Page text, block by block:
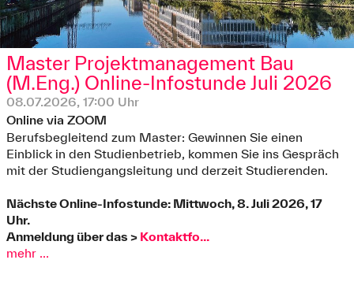
Master Projektmanagement Bau
(M.Eng.) Online-Infostunde Juli 2026
08.07.2026, 17:00 Uhr
Online via ZOOM
Berufsbegleitend zum Master: Gewinnen Sie einen
Einblick in den Studienbetrieb, kommen Sie ins Gespräch
mit der Studiengangsleitung und derzeit Studierenden.
Nächste Online-Infostunde: Mittwoch, 8. Juli 2026, 17
Uhr.
Anmeldung über das > Kontaktfo...
mehr ...